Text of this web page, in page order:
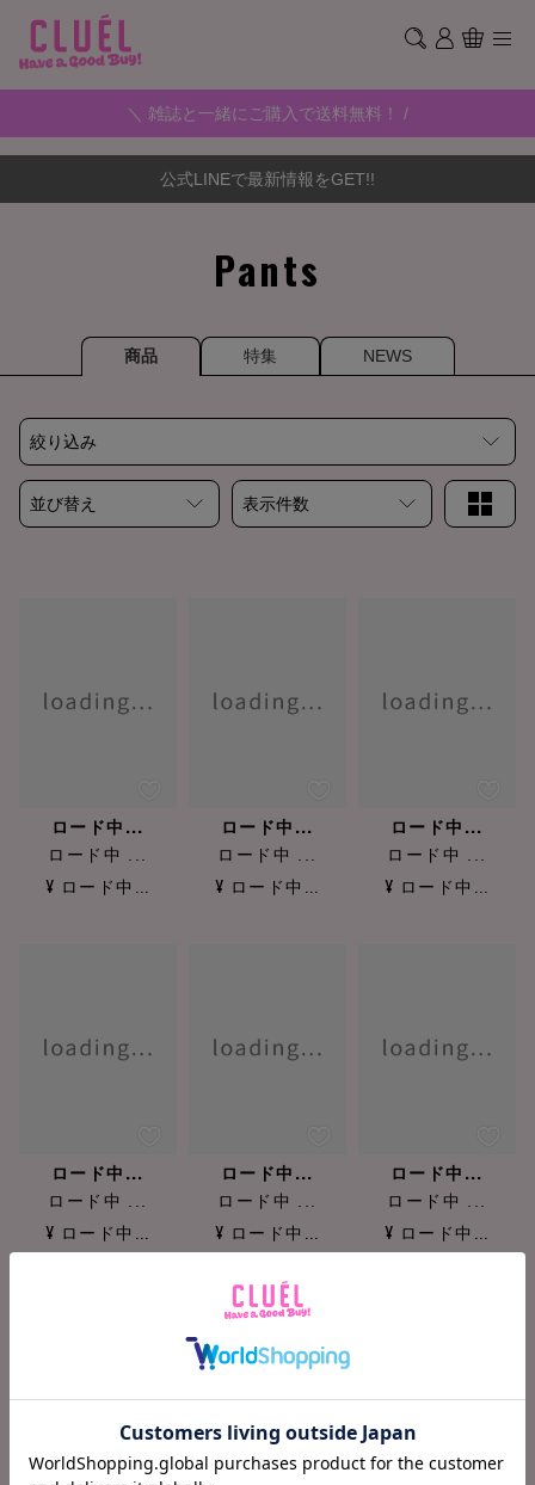
＼ 雑誌と一緒にご購入で送料無料！ /
公式LINEで最新情報をGET!!
Pants
商品 特集 NEWS
絞り込み
並び替え 表示件数
ロード中...
ロード中 ...
¥ ロード中...
ロード中...
ロード中 ...
¥ ロード中...
ロード中...
ロード中 ...
¥ ロード中...
ロード中...
ロード中 ...
¥ ロード中...
ロード中...
ロード中 ...
¥ ロード中...
ロード中...
ロード中 ...
¥ ロード中...